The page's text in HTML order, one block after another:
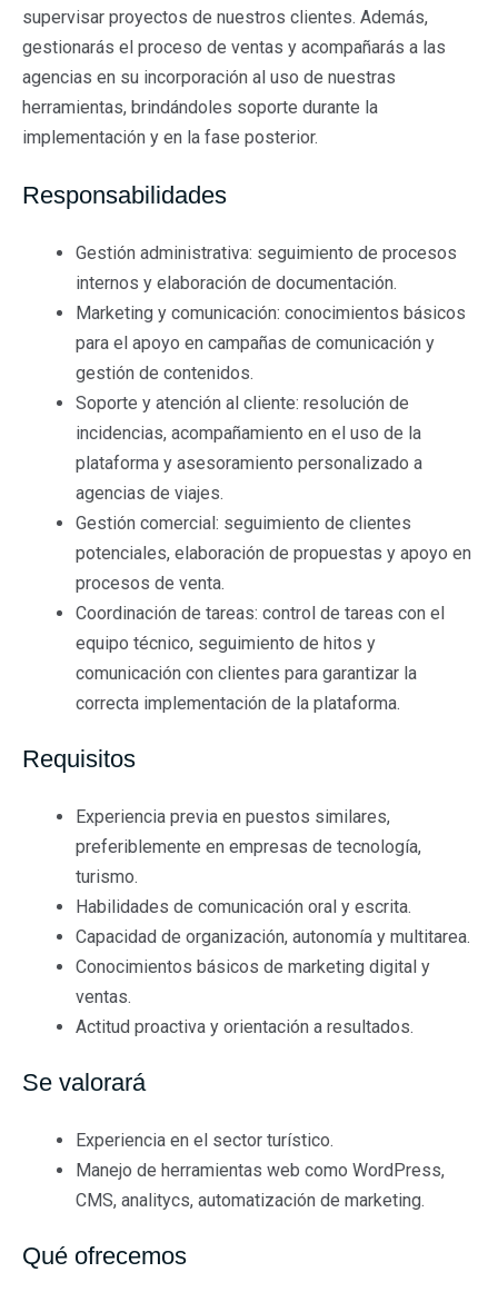
supervisar proyectos de nuestros clientes. Además,
gestionarás el proceso de ventas y acompañarás a las
agencias en su incorporación al uso de nuestras
herramientas, brindándoles soporte durante la
implementación y en la fase posterior.
Responsabilidades
Gestión administrativa: seguimiento de procesos
internos y elaboración de documentación.
Marketing y comunicación: conocimientos básicos
para el apoyo en campañas de comunicación y
gestión de contenidos.
Soporte y atención al cliente: resolución de
incidencias, acompañamiento en el uso de la
plataforma y asesoramiento personalizado a
agencias de viajes.
Gestión comercial: seguimiento de clientes
potenciales, elaboración de propuestas y apoyo en
procesos de venta.
Coordinación de tareas: control de tareas con el
equipo técnico, seguimiento de hitos y
comunicación con clientes para garantizar la
correcta implementación de la plataforma.
Requisitos
Experiencia previa en puestos similares,
preferiblemente en empresas de tecnología,
turismo.
Habilidades de comunicación oral y escrita.
Capacidad de organización, autonomía y multitarea.
Conocimientos básicos de marketing digital y
ventas.
Actitud proactiva y orientación a resultados.
Se valorará
Experiencia en el sector turístico.
Manejo de herramientas web como WordPress,
CMS, analitycs, automatización de marketing.
Qué ofrecemos